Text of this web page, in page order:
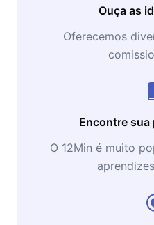
Ouça as
Oferecemos
Encontre sua
O 12Min é muito